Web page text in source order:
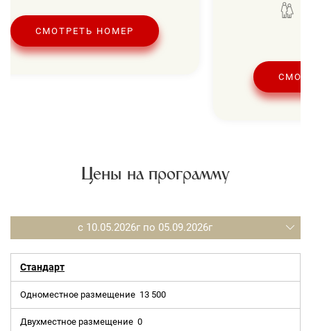
СМОТРЕТЬ НОМЕР
Цены на программу
с 10.05.2026г по 05.09.2026г
Стандарт
Одноместное размещение 13 500
Двухместное размещение 0